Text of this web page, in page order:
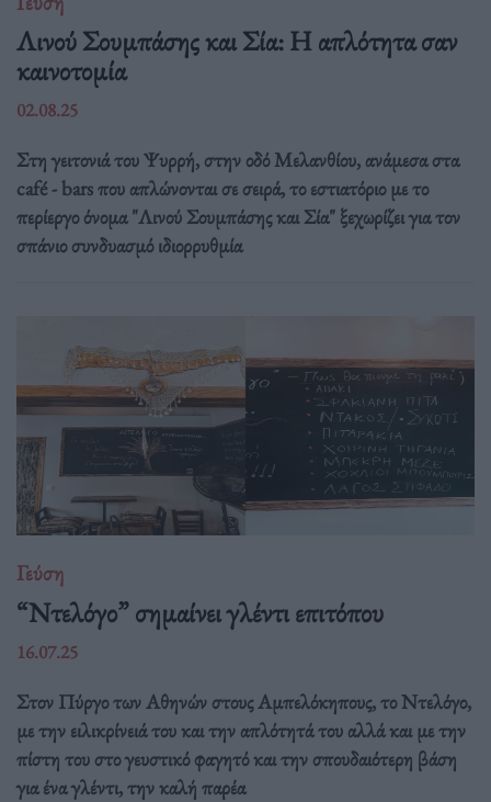
Λινού Σουμπάσης και Σία: Η απλότητα σαν
καινοτομία
02.08.25
Στη γειτονιά του Ψυρρή, στην οδό Μελανθίου, ανάμεσα στα
café - bars που απλώνονται σε σειρά, το εστιατόριο με το
περίεργο όνομα "Λινού Σουμπάσης και Σία" ξεχωρίζει για τον
σπάνιο συνδυασμό ιδιορρυθμία
Γεύση
“Ντελόγο” σημαίνει γλέντι επιτόπου
16.07.25
Στον Πύργο των Αθηνών στους Αμπελόκηπους, το Ντελόγο,
με την ειλικρίνειά του και την απλότητά του αλλά και με την
πίστη του στο γευστικό φαγητό και την σπουδαιότερη βάση
για ένα γλέντι, την καλή παρέα